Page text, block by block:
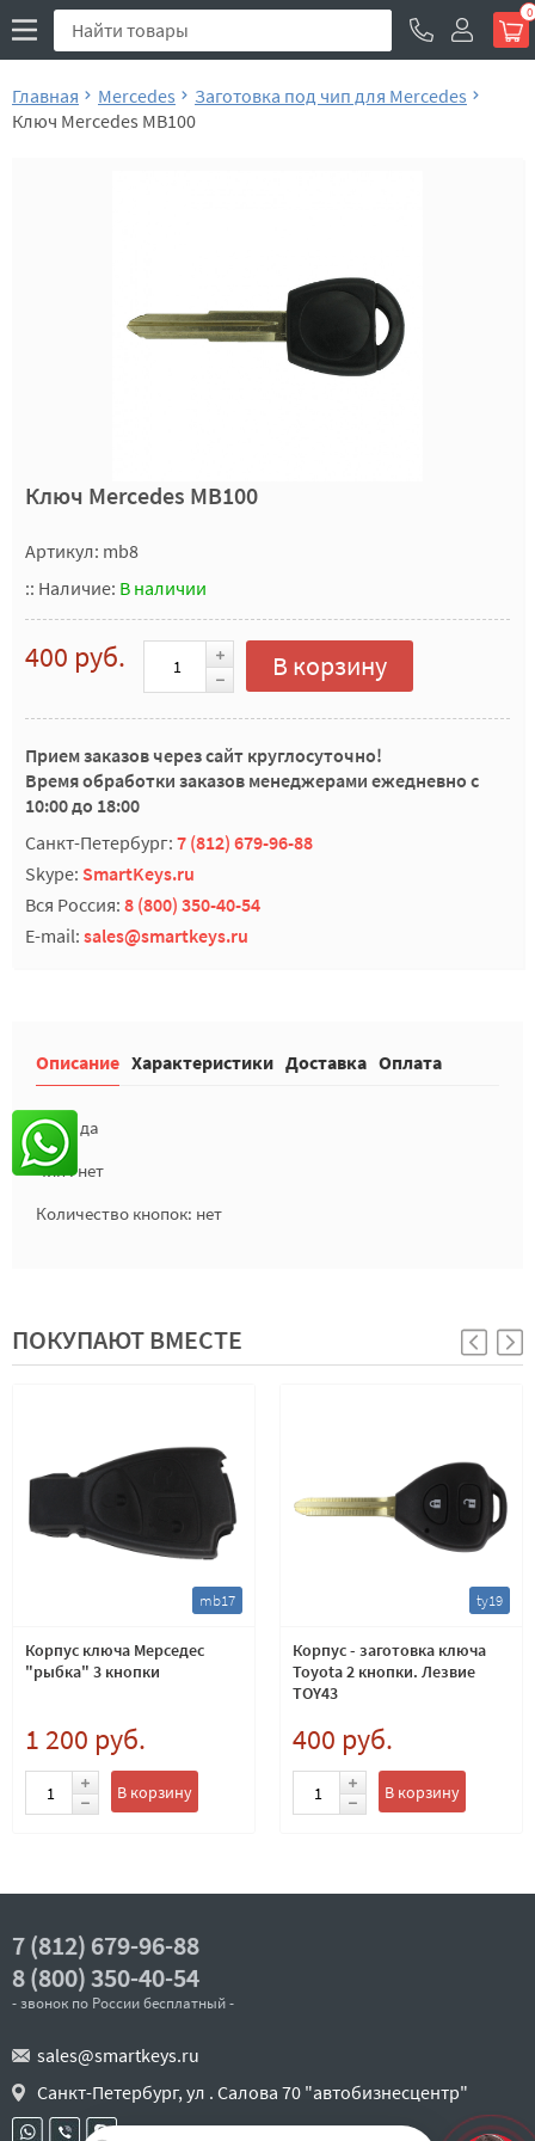
0
Главная Mercedes
Заготовка под чип для Mercedes
Ключ Mercedes MB100
Ключ Mercedes MB100
Артикул: mb8
:: Наличие: В наличии
400 руб. В корзину
Прием заказов через сайт круглосуточно!
Время обработки заказов менеджерами ежедневно с
10:00 до 18:00
Санкт-Петербург: 7 (812) 679-96-88
Skype: SmartKeys.ru
Вся Россия: 8 (800) 350-40-54
E-mail: sales@smartkeys.ru
Описание Характеристики Доставка Оплата
Лого: да
Чип : нет
Количество кнопок: нет
ПОКУПАЮТ ВМЕСТЕ
mb17
Корпус ключа Мерседес
"рыбка" 3 кнопки
1 200 руб.
В корзину
ty19
Корпус - заготовка ключа
Toyota 2 кнопки. Лезвие
TOY43
400 руб.
В корзину
7 (812) 679-96-88
8 (800) 350-40-54
- звонок по России бесплатный -
sales@smartkeys.ru
Санкт-Петербург, ул . Салова 70 "автобизнесцентр"